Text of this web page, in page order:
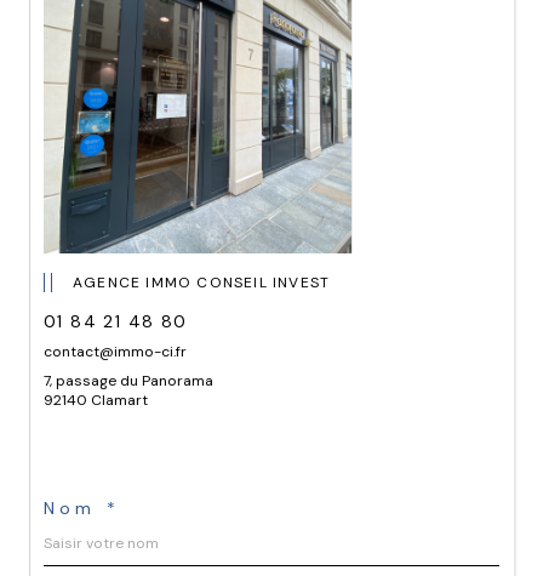
AGENCE IMMO CONSEIL INVEST
01 84 21 48 80
contact@immo-ci.fr
7, passage du Panorama
92140 Clamart
Nom *